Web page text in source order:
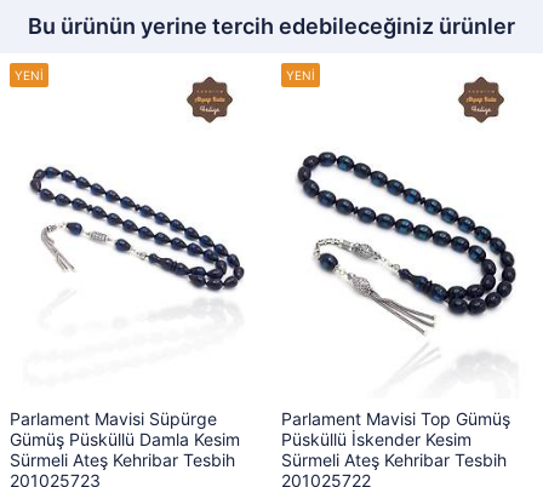
Bu ürünün yerine tercih edebileceğiniz ürünler
Parlament Mavisi Süpürge
Gümüş Püsküllü Damla Kesim
Sürmeli Ateş Kehribar Tesbih
201025723
Parlament Mavisi Top Gümüş
Püsküllü İskender Kesim
Sürmeli Ateş Kehribar Tesbih
201025722